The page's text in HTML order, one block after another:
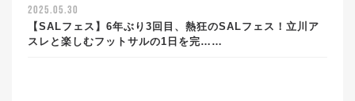
2025.05.30
【SALフェス】6年ぶり3回目、熱狂のSALフェス！立川ア
スレと楽しむフットサルの1日を完……